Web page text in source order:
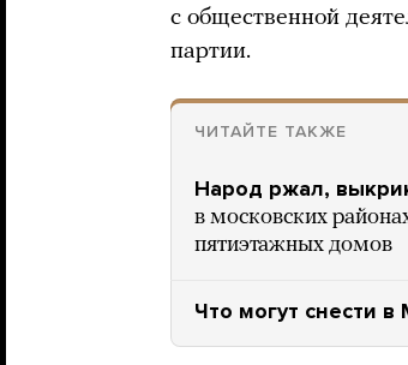
с общественной
партии.
ЧИТАЙТЕ ТАКЖЕ
Народ ржал,
в московских
пятиэтажных домов
Что могут снести в